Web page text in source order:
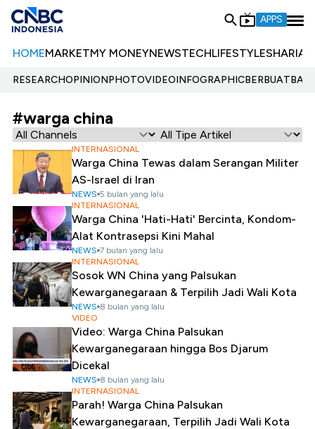
APPS
HOMEMARKETMY MONEYNEWSTECHLIFESTYLESHARIA
RESEARCHOPINIONPHOTOVIDEOINFOGRAPHIC
#warga china
INTERNASIONAL
Warga China Tewas dalam Serangan Militer
AS-Israel di Iran
NEWS 5 bulan yang lalu
INTERNASIONAL
Warga China 'Hati-Hati' Bercinta, Kondom-
Alat Kontrasepsi Kini Mahal
NEWS 7 bulan yang lalu
INTERNASIONAL
Sosok WN China yang Palsukan
Kewarganegaraan & Terpilih Jadi Wali Kota
NEWS 8 bulan yang lalu
VIDEO
Video: Warga China Palsukan
Kewarganegaraan hingga Bos Djarum
Dicekal
NEWS 8 bulan yang lalu
INTERNASIONAL
Parah! Warga China Palsukan
Kewarganegaraan, Terpilih Jadi Wali Kota